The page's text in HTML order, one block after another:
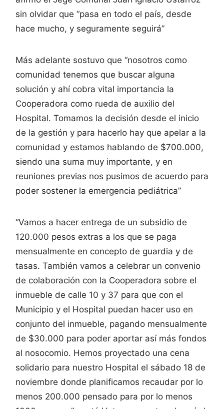
sin olvidar que “pasa en todo el país, desde
hace mucho, y seguramente seguirá”
Más adelante sostuvo que “nosotros como
comunidad tenemos que buscar alguna
solución y ahí cobra vital importancia la
Cooperadora como rueda de auxilio del
Hospital. Tomamos la decisión desde el inicio
de la gestión y para hacerlo hay que apelar a la
comunidad y estamos hablando de $700.000,
siendo una suma muy importante, y en
reuniones previas nos pusimos de acuerdo para
poder sostener la emergencia pediátrica”
“Vamos a hacer entrega de un subsidio de
120.000 pesos extras a los que se paga
mensualmente en concepto de guardia y de
tasas. También vamos a celebrar un convenio
de colaboración con la Cooperadora sobre el
inmueble de calle 10 y 37 para que con el
Municipio y el Hospital puedan hacer uso en
conjunto del inmueble, pagando mensualmente
de $30.000 para poder aportar así más fondos
al nosocomio. Hemos proyectado una cena
solidario para nuestro Hospital el sábado 18 de
noviembre donde planificamos recaudar por lo
menos 200.000 pensado para por lo menos